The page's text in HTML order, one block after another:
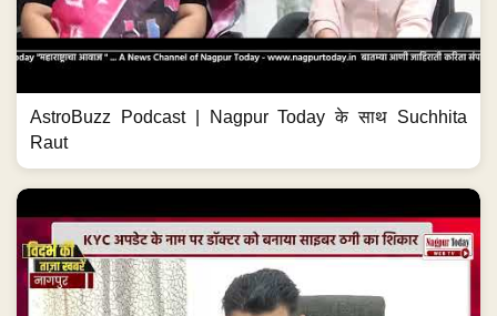
AstroBuzz Podcast | Nagpur Today के साथ Suchhita
Raut